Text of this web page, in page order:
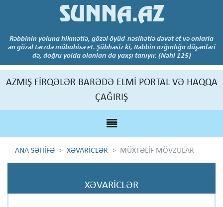
SUNNA.AZ
Rəbbinin yoluna hikmətlə, gözəl öyüd-nəsihətlə dəvət et və onlarla
ən gözəl tərzdə mübahisə et. Şübhəsiz ki, Rəbbin azğınlığa düşənləri
də, doğru yolda olanları da yaxşı tanıyır. (Nəhl 125)
AZMIŞ FİRQƏLƏR BARƏDƏ ELMİ PORTAL VƏ HAQQA
ÇAĞIRIŞ
ANA SƏHİFƏ XƏVARİCLƏR MÜXTƏLİF MÖVZULAR
XƏVARİCLƏR